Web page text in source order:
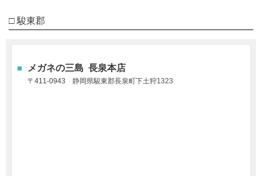
□ 駿東郡
メガネの三島 長泉本店
〒411-0943 静岡県駿東郡長泉町下土狩1323